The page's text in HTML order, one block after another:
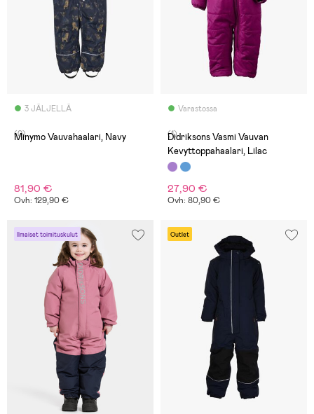
3 JÄLJELLÄ
(0)
Minymo Vauvahaalari, Navy
81,90 €
Ovh: 129,90 €
Varastossa
(1)
Didriksons Vasmi Vauvan
Kevyttoppahaalari, Lilac
27,90 €
Ovh: 80,90 €
Ilmaiset toimituskulut Outlet